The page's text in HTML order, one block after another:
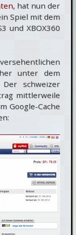
, hat nun der
Spiel mit dem
und XBOX360
unter dem
schweizer
mittlerweile
Google-Cache